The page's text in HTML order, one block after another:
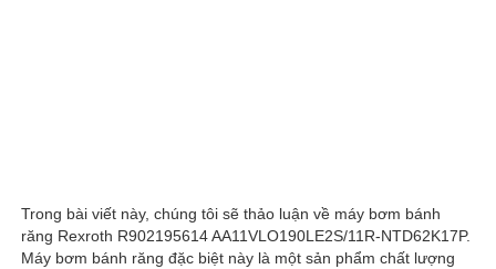
Bơm thủy lực Rexroth
Trong bài viết này, chúng tôi sẽ thảo luận về máy bơm bánh
răng Rexroth R902195614 AA11VLO190LE2S/11R-NTD62K17P.
Máy bơm bánh răng đặc biệt này là một sản phẩm chất lượng